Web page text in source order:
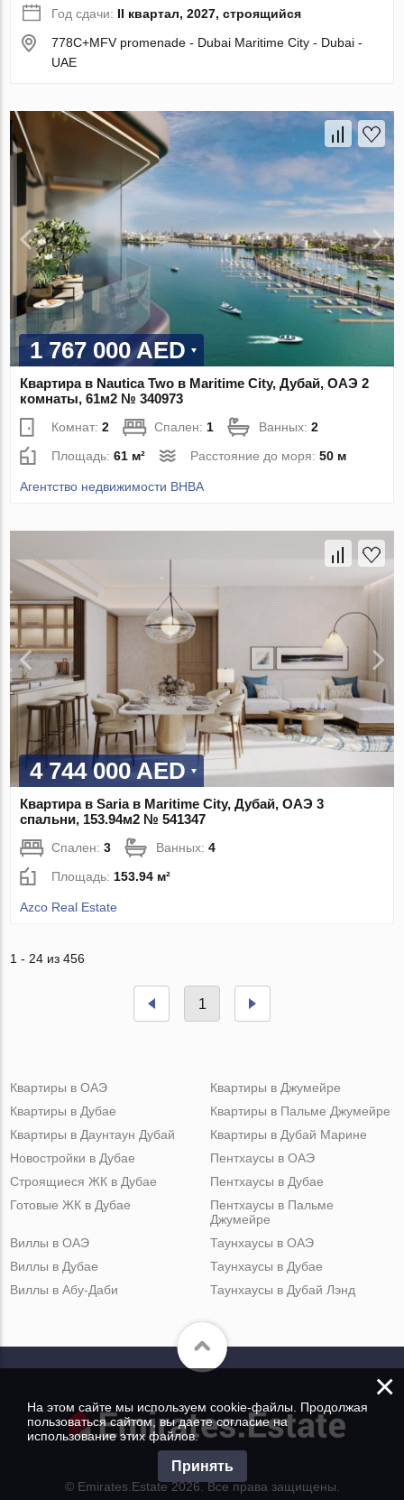
Год сдачи: II квартал, 2027, строящийся
778C+MFV promenade - Dubai Maritime City - Dubai -
UAE
1 767 000 AED
Квартира в Nautica Two в Maritime City, Дубай, ОАЭ 2
комнаты, 61м2 № 340973
Комнат:2 Спален:1 Ванных:2
Площадь:61 м² Расстояние до моря:50 м
Агентство недвижимости BHBA
4 744 000 AED
Квартира в Saria в Maritime City, Дубай, ОАЭ 3
спальни, 153.94м2 № 541347
Спален:3 Ванных:4
Площадь: 153.94 м²
Azco Real Estate
1 - 24 из 456
1
Квартиры в ОАЭ
Квартиры в Дубае
Квартиры в Даунтаун Дубай
Квартиры в Джумейре
Квартиры в Пальме Джумейре
Квартиры в Дубай Марине
Новостройки в Дубае
Строящиеся ЖК в Дубае
Готовые ЖК в Дубае
Пентхаусы в ОАЭ
Пентхаусы в Дубае
Пентхаусы в Пальме
Джумейре
Виллы в ОАЭ
Виллы в Дубае
Виллы в Абу-Даби
Таунхаусы в ОАЭ
Таунхаусы в Дубае
Таунхаусы в Дубай Лэнд
© Emirates.Estate 2026. Все права защищены.
×
На этом сайте мы используем cookie-файлы. Продолжая
пользоваться сайтом, вы даете согласие на
использование этих файлов.
Принять